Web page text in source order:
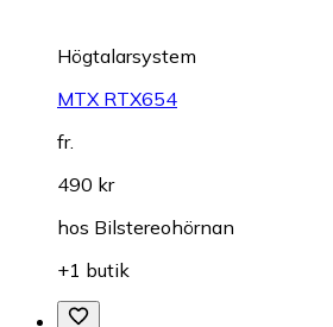
Högtalarsystem
MTX RTX654
fr.
490 kr
hos Bilstereohörnan
+1 butik